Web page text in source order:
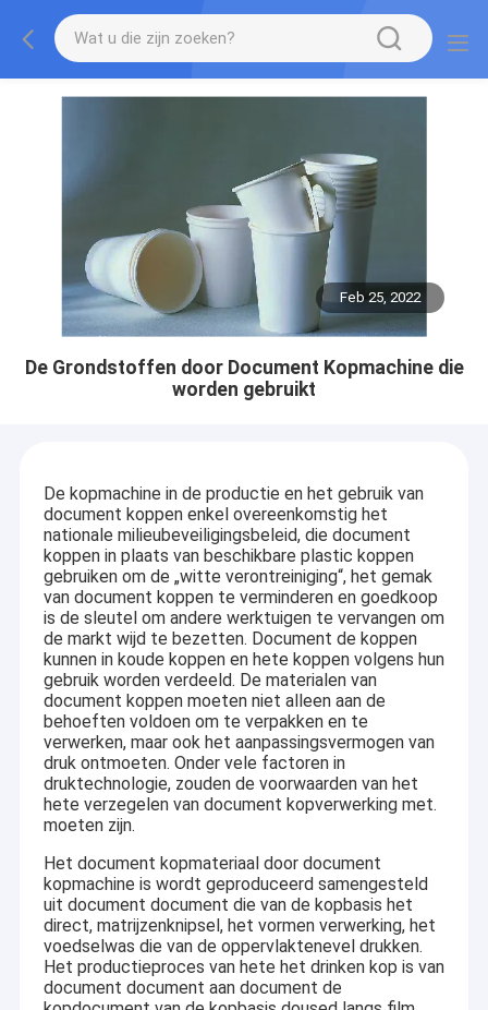
Feb 25, 2022
De Grondstoffen door Document Kopmachine die
worden gebruikt
De kopmachine in de productie en het gebruik van
document koppen enkel overeenkomstig het
nationale milieubeveiligingsbeleid, die document
koppen in plaats van beschikbare plastic koppen
gebruiken om de „witte verontreiniging“, het gemak
van document koppen te verminderen en goedkoop
is de sleutel om andere werktuigen te vervangen om
de markt wijd te bezetten. Document de koppen
kunnen in koude koppen en hete koppen volgens hun
gebruik worden verdeeld. De materialen van
document koppen moeten niet alleen aan de
behoeften voldoen om te verpakken en te
verwerken, maar ook het aanpassingsvermogen van
druk ontmoeten. Onder vele factoren in
druktechnologie, zouden de voorwaarden van het
hete verzegelen van document kopverwerking met.
moeten zijn.
Het document kopmateriaal door document
kopmachine is wordt geproduceerd samengesteld
uit document document die van de kopbasis het
direct, matrijzenknipsel, het vormen verwerking, het
voedselwas die van de oppervlaktenevel drukken.
Het productieproces van hete het drinken kop is van
document document aan document de